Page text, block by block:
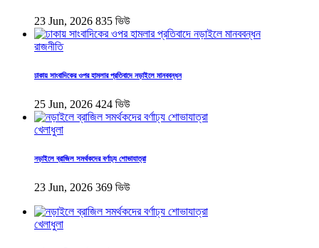
23 Jun, 2026 835 ভিউ
রাজনীতি
ঢাকায় সাংবাদিকের ওপর হামলার প্রতিবাদে নড়াইলে মানববন্ধন
25 Jun, 2026 424 ভিউ
খেলাধুলা
নড়াইলে ব্রাজিল সমর্থকদের বর্ণাঢ্য শোভাযাত্রা
23 Jun, 2026 369 ভিউ
খেলাধুলা